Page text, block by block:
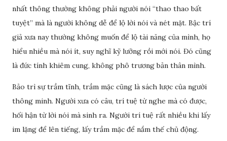
nhất thông thường không phải người nói “thao thao bất
tuyệt” mà là người không dễ để lộ lời nói và nét mặt. Bậc trí
giả xưa nay thường không muốn để lộ tài năng của mình, họ
hiểu nhiều mà nói ít, suy nghĩ kỹ lưỡng rồi mới nói. Đó cũng
là đức tính khiêm cung, không phô trương bản thân mình.
Bảo trì sự trầm tĩnh, trầm mặc cũng là sách lược của người
thông minh. Người xưa có câu, trí tuệ từ nghe mà có được,
hối hận từ lời nói mà sinh ra. Người trí tuệ rất nhiều khi lấy
im lặng để lên tiếng, lấy trầm mặc để nắm thế chủ động.